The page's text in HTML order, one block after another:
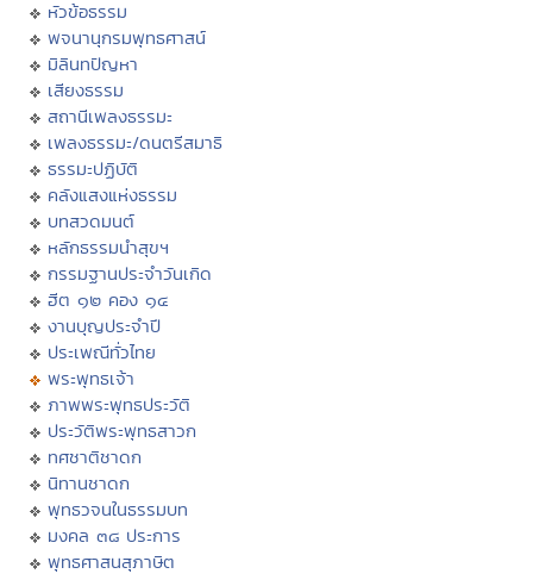
หัวข้อธรรม
พจนานุกรมพุทธศาสน์
มิลินทปัญหา
เสียงธรรม
สถานีเพลงธรรมะ
เพลงธรรมะ/ดนตรีสมาธิ
ธรรมะปฏิบัติ
คลังแสงแห่งธรรม
บทสวดมนต์
หลักธรรมนำสุขฯ
กรรมฐานประจำวันเกิด
ฮีต ๑๒ คอง ๑๔
งานบุญประจำปี
ประเพณีทั่วไทย
พระพุทธเจ้า
ภาพพระพุทธประวัติ
ประวัติพระพุทธสาวก
ทศชาติชาดก
นิทานชาดก
พุทธวจนในธรรมบท
มงคล ๓๘ ประการ
พุทธศาสนสุภาษิต